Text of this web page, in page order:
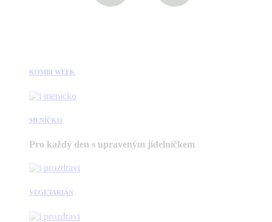
KOMBI WEEK
MENÍČKO
Pro každý den s upraveným jídelníčkem
VEGETARIÁN